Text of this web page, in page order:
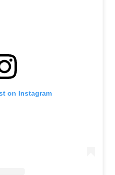
on Instagram